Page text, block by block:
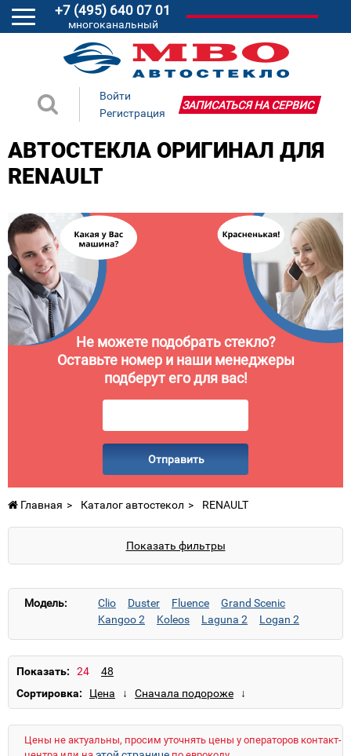
+7 (495) 640 07 01
многоканальный
Войти
Регистрация
ЗАПИСАТЬСЯ НА СЕРВИС
АВТОСТЕКЛА ОРИГИНАЛ ДЛЯ
RENAULT
Не можете подобрать стекло?
Оставьте номер и наши менеджеры
подберут его для вас!
Отправить
Главная Каталог автостекол RENAULT
Показать фильтры
Модель: Clio Duster Fluence
Grand Scenic
Kangoo 2
Koleos Laguna 2
Logan 2
Sandero Stepway 2
Показать:
Сортировка:
Цены не актуальны, просим уточнять цены у операторов контакт-